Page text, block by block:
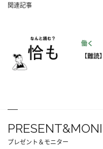
関連記事
働く
【難
プレゼント＆モニター